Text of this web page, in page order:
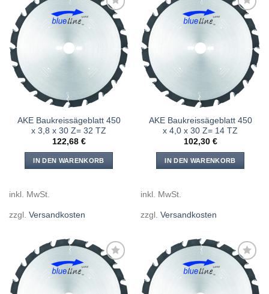
hinzufügen
AKE Baukreissägeblatt 450
x 3,8 x 30 Z= 32 TZ
122,68 €
IN DEN WARENKORB
inkl. MwSt.
zzgl. Versandkosten
hinzufügen
AKE Baukreissägeblatt 450
x 4,0 x 30 Z= 14 TZ
102,30 €
IN DEN WARENKORB
inkl. MwSt.
zzgl. Versandkosten